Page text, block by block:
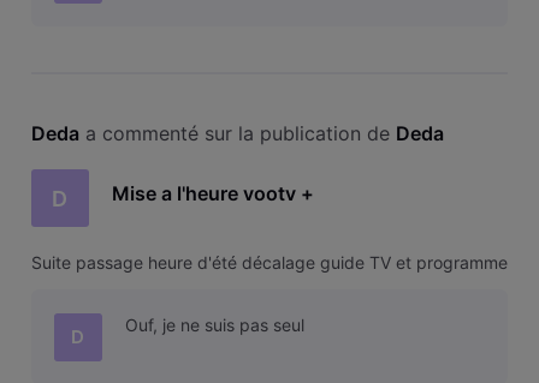
Deda a commenté sur la publication de Deda
D Mise a l'heure vootv +
Suite passage heure d'été décalage guide TV et programme
D
Ouf, je ne suis pas seul